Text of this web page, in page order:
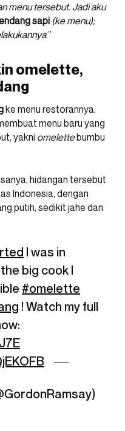
menu tersebut. Jadi aku
sapi (ke menu);
.”
omelette,
ke menu restorannya,
menu baru yang
yakni omelettebumbu
hidangan tersebut
Indonesia, dengan
putih, sedikit jahe dan
I was in
big cook I
#omelette
! Watch my full